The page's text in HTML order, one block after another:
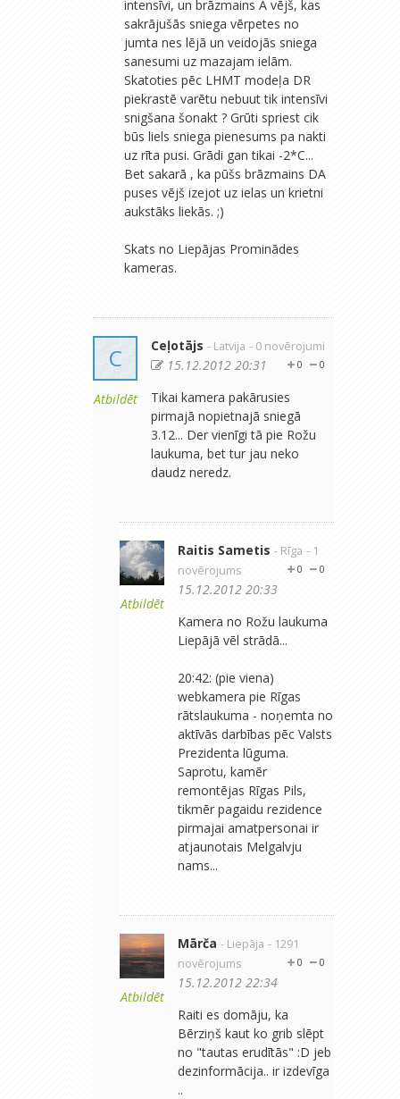
intensīvi, un brāzmains A vējš, kas
sakrājušās sniega vērpetes no
jumta nes lējā un veidojās sniega
sanesumi uz mazajam ielām.
Skatoties pēc LHMT modeļa DR
piekrastē varētu nebuut tik intensīvi
snigšana šonakt ? Grūti spriest cik
būs liels sniega pienesums pa nakti
uz rīta pusi. Grādi gan tikai -2*C...
Bet sakarā , ka pūšs brāzmains DA
puses vējš izejot uz ielas un krietni
aukstāks liekās. ;)
Skats no Liepājas Prominādes
kameras.
C
Atbildēt
Ceļotājs - Latvija - 0 novērojumi
0
0
15.12.2012 20:31
Tikai kamera pakārusies
pirmajā nopietnajā sniegā
3.12... Der vienīgi tā pie Rožu
laukuma, bet tur jau neko
daudz neredz.
Atbildēt
Raitis Sametis - Rīga - 1
novērojums
0
0
15.12.2012 20:33
Kamera no Rožu laukuma
Liepājā vēl strādā...
20:42: (pie viena)
webkamera pie Rīgas
rātslaukuma - noņemta no
aktīvās darbības pēc Valsts
Prezidenta lūguma.
Saprotu, kamēr
remontējas Rīgas Pils,
tikmēr pagaidu rezidence
pirmajai amatpersonai ir
atjaunotais Melgalvju
nams...
Atbildēt
Mārča - Liepāja - 1291
novērojums
0
0
15.12.2012 22:34
Raiti es domāju, ka
Bērziņš kaut ko grib slēpt
no "tautas erudītās" :D jeb
dezinformācija.. ir izdevīga
..